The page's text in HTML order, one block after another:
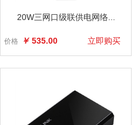
20W三网口级联供电网络...
价格 ￥ 535.00 立即购买